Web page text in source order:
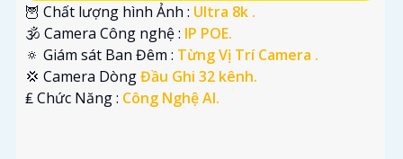
🦉 Chất lượng hình Ảnh : Ultra 8k .
🕉️ Camera Công nghệ : IP POE.
🔅 Giám sát Ban Đêm : Từng Vị Trí Camera .
💢 Camera DòngĐầu Ghi 32 kênh.
️₤ Chức Năng : Công Nghệ AI.